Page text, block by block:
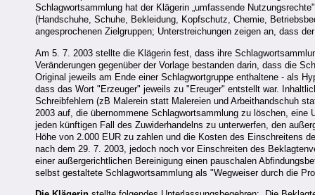
Schlagwortsammlung hat der Klägerin „umfassende
(Handschuhe, Schuhe, Bekleidung, Kopfschutz, Chemie,
angesprochenen Zielgruppen; Unterstreichungen zeigen an, dass
Am 5. 7. 2003 stellte die Klägerin fest, dass ihre
Veränderungen gegenüber der Vorlage bestanden darin, dass die
Original jeweils am Ende einer Schlagwortgruppe enthaltene - als
dass das Wort "Erzeuger" jeweils zu "Ereuger" entstellt war.
Schreibfehlern (zB Malerein statt Malereien und Arbeithandschuh
2003 auf, die übernommene Schlagwortsammlung zu löschen,
jeden künftigen Fall des Zuwiderhandelns zu unterwerfen, den
Höhe von 2.000 EUR zu zahlen und die Kosten des Einschreitens
nach dem 29. 7. 2003, jedoch noch vor Einschreiten des
einer außergerichtlichen Bereinigung einen pauschalen
selbst gestaltete Schlagwortsammlung als "Wegweiser durch die